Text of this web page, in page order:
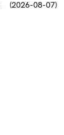
2026-08-07